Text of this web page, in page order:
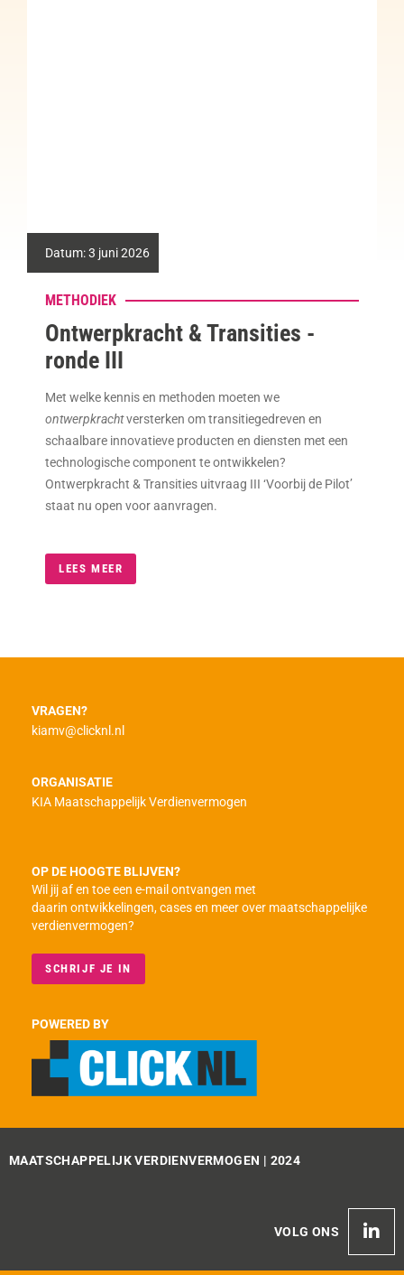
Datum:7 januari 2026
METHODIEK
KIC-Call Adaptiviteit in transities
Maatschappelijke transities vragen om systemen en
actoren die zich kunnen aanpassen aan veranderende
omstandigheden. De KIC-call Adaptiviteit in transities is
een subsidieregeling voor onderzoekers,
maatschappelijke organisaties en bedrijven die in
samenwerkingsverbanden werken aan onderzoek naar
deze vormen van adaptiviteit.
LEES MEER
VRAGEN?
kiamv@clicknl.nl
ORGANISATIE
KIA Maatschappelijk Verdienvermogen
OP DE HOOGTE BLIJVEN?
Wil jij af en toe een e-mail ontvangen met
daarin ontwikkelingen, cases en meer over maatschappelijke
verdienvermogen?
SCHRIJF JE IN
POWERED BY
MAATSCHAPPELIJK VERDIENVERMOGEN | 2024
VOLG ONS